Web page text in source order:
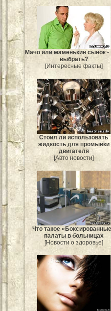
Мачо или маменькин сынок -
выбрать?
[Интересные факты]
Стоил ли использовать
жидкость для промывки
двигателя
[Авто новости]
Что такое
палаты в больницах
[Новости о здоровье]